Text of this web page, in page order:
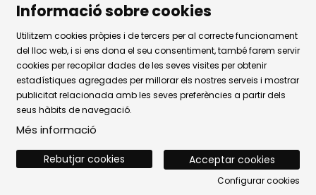
08002 Barcelona
Tel. 93 441 39 79
Horari d'atenció: de dilluns a dijous de 9.30h a 17.30h i
divendres de 9.30 a 14.30h.
Sitemap | Avís Legal | Ús de Cookies
|
Política de privacitat
|
Informació sobre cookies
Utilitzem cookies pròpies i de tercers per al correcte funcionament
del lloc web, i si ens dona el seu consentiment, també farem servir
cookies per recopilar dades de les seves visites per obtenir
estadístiques agregades per millorar els nostres serveis i mostrar
publicitat relacionada amb les seves preferències a partir dels
seus hàbits de navegació.
Més informació
Acceptar cookies
Rebutjar cookies
Configurar cookies